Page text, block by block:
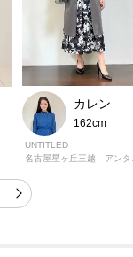
カレン
162cm
UNTITLED
名